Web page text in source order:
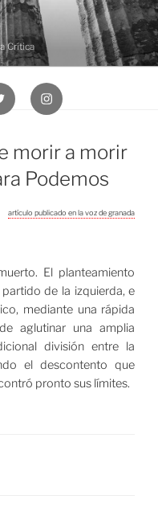
Crítica
morir a morir
Podemos
artículo publicado en la voz de granada
El planteamiento
de la izquierda, e
mediante una rápida
aglutinar una amplia
división entre la
el descontento que
pronto sus límites.
Instagram